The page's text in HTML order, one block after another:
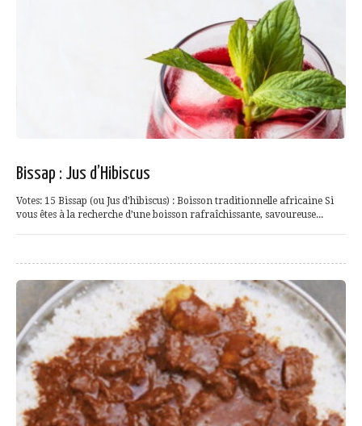
Bissap : Jus d’Hibiscus
Votes: 15 Bissap (ou Jus d’hibiscus) : Boisson traditionnelle africaine Si
vous êtes à la recherche d’une boisson rafraîchissante, savoureuse...